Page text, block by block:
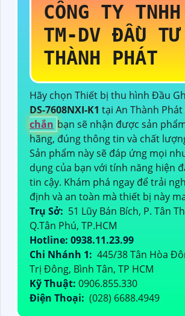
CÔNG TY TNHH
TM-DV ĐẦU
THÀNH PHÁT
Hãy chọn Thiết bị thu hình Đầu
DS-7608NXI-K1 tại An Thành
chắn bạn sẽ nhận được sản
hãng, đúng thông tin và chất
Sản phẩm này sẽ đáp ứng mọi
dụng của bạn với tính năng hiện
tin cậy. Khám phá ngay để trải
định và an toàn mà thiết bị này
Trụ Sở: 51 Lũy Bán Bích, P. Tân
Q.Tân Phú, TP.HCM
Hotline: 0938.11.23.99
Chi Nhánh 1: 445/38 Tân Hòa
Trị Đông, Bình Tân, TP HCM
Kỹ Thuật: 0906.855.330
Điện Thoại: (028) 6688.4949